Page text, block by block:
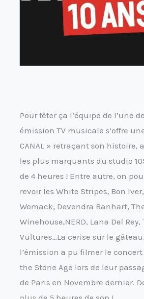
Pour fêter ça l’équipe de l’une
émission TV musicale s’offre
CANAL » retraçant son histoire,
les plus marquants du studio
de 4 heures ! Entre autre, on
revoir les White Stripes, Bon
Womack, Devendra Banhart,
Winehouse,NERD, Lana Del Rey,
Vultures…La cerise sur le
l’émission a pu filmer le concert
the Stone Age lors de leur
de Paris en Novembre dernier.